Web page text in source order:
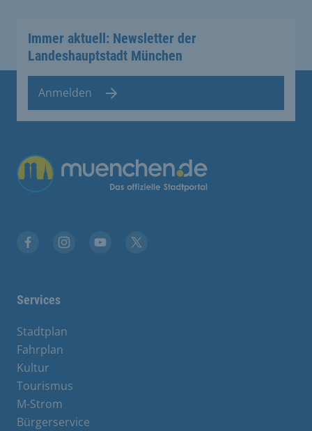
Immer aktuell: Newsletter der
Landeshauptstadt München
Anmelden
Übergreifende Links
Services
Stadtplan
Fahrplan
Kultur
Tourismus
M-Strom
Bürgerservice